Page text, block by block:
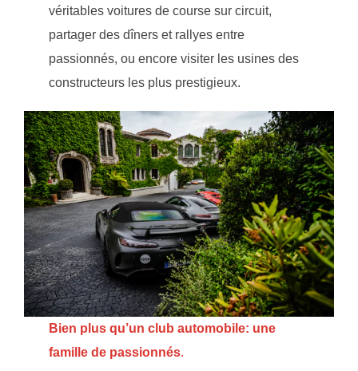
véritables voitures de course sur circuit,
partager des dîners et rallyes entre
passionnés, ou encore visiter les usines des
constructeurs les plus prestigieux.
Bien plus qu’un club automobile: une
famille de passionnés.